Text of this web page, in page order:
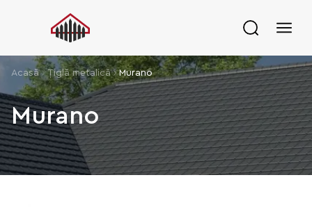
Acasă Țiglă metalică Murano
Murano